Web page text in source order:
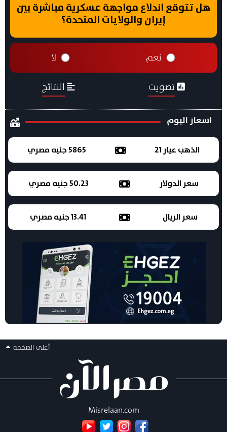
هل تتوقع اندلاع مواجهة عسكرية مباشرة بين
إيران والولايات المتحدة؟
نعم لا
تصويت النتائج
اسعار اليوم
الذهب عيار 21 5865 جنيه مصري
سعر الدولار 50.23 جنيه مصري
سعر الريال 13.41 جنيه مصري
أعلى الصفحه
Misrelaan.com